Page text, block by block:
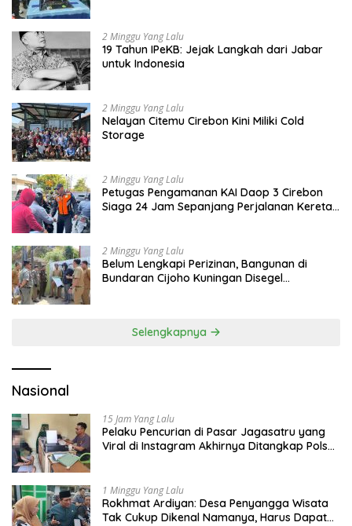
2 Minggu Yang Lalu
19 Tahun IPeKB: Jejak Langkah dari Jabar
untuk Indonesia
2 Minggu Yang Lalu
Nelayan Citemu Cirebon Kini Miliki Cold
Storage
2 Minggu Yang Lalu
Petugas Pengamanan KAI Daop 3 Cirebon
Siaga 24 Jam Sepanjang Perjalanan Kereta
2 Minggu Yang Lalu
Belum Lengkapi Perizinan, Bangunan di
Bundaran Cijoho Kuningan Disegel
Selengkapnya
Nasional
15 Jam Yang Lalu
Pelaku Pencurian di Pasar Jagasatru yang
Viral di Instagram Akhirnya Ditangkap Polsek
1 Minggu Yang Lalu
Rokhmat Ardiyan: Desa Penyangga Wisata
Tak Cukup Dikenal Namanya, Harus Dapat